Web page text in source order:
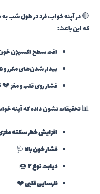
🔴 در آپنه خواب، فرد در طول شب
که این باعث:
افت سطح اکسیژن
بیدار شدن‌های مکرر و
فشار روی قلب و مغز
📊 تحقیقات نشون داده که آپنه
افزایش خطر سکته
فشار خون بالا🩺
دیابت نوع ۲ 🍩
نارسایی قلبی❤️